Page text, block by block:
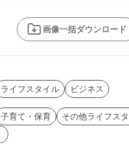
画像一括ダウンロード
ライフスタイル ビジネス
子育て・保育
その他ライフス